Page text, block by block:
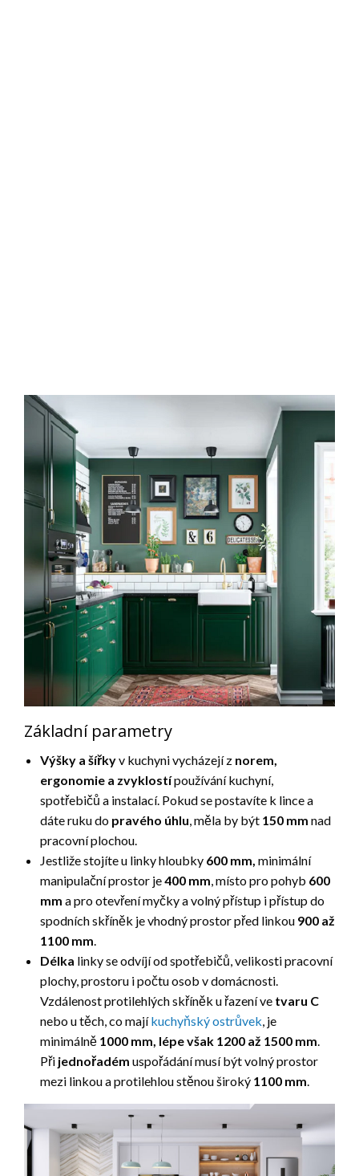
Základní parametry
Výšky a šířkyv kuchyni vycházejí z norem,
ergonomie a zvyklostípoužívání kuchyní,
spotřebičů a instalací. Pokud se postavíte k lince a
dáte ruku do pravého úhlu, měla by být 150 mm nad
pracovní plochou.
Jestliže stojíte u linky hloubky 600 mm, minimální
manipulační prostor je400 mm, místo pro pohyb 600
mm a pro otevření myčky a volný přístup i přístup do
spodních skříněk je vhodný prostor před linkou 900 až
1100 mm.
Délka linky se odvíjí od spotřebičů, velikosti pracovní
plochy, prostoru i počtu osob v domácnosti.
Vzdálenost protilehlých skříněk u řazení ve tvaru C
nebo u těch, co majíkuchyňský ostrůvek, je
minimálně 1000 mm, lépe však 1200 až 1500 mm.
Při jednořadém uspořádání musí být volný prostor
mezi linkou a protilehlou stěnou široký 1100 mm.